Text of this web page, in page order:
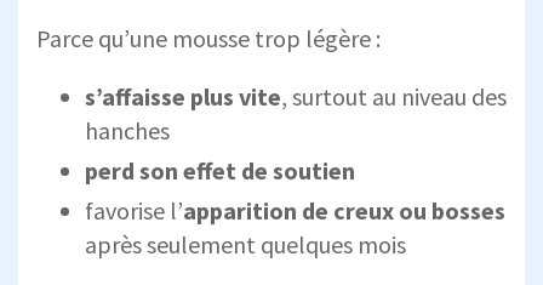
Parce qu’une mousse trop légère :
s’affaisse plus vite, surtout au niveau des
hanches
perd son effet de soutien
favorise l’apparition de creux ou bosses
après seulement quelques mois